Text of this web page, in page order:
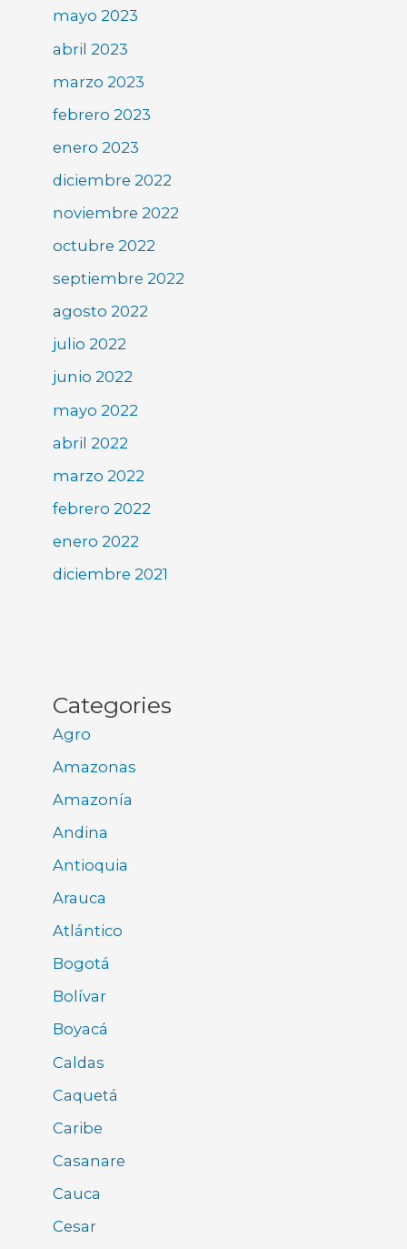
mayo 2023
abril 2023
marzo 2023
febrero 2023
enero 2023
diciembre 2022
noviembre 2022
octubre 2022
septiembre 2022
agosto 2022
julio 2022
junio 2022
mayo 2022
abril 2022
marzo 2022
febrero 2022
enero 2022
diciembre 2021
Categories
Agro
Amazonas
Amazonía
Andina
Antioquia
Arauca
Atlántico
Bogotá
Bolívar
Boyacá
Caldas
Caquetá
Caribe
Casanare
Cauca
Cesar